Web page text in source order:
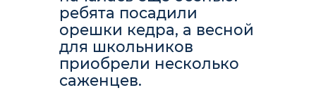
ребята посадили
орешки кедра, а весной
для школьников
приобрели несколько
саженцев.